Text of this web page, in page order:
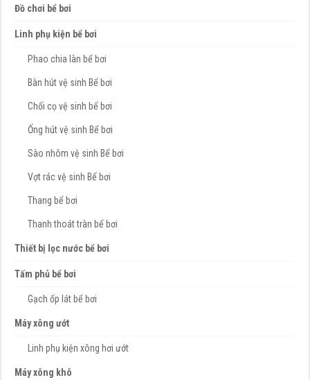
Đồ chơi bể bơi
Linh phụ kiện bể bơi
Phao chia làn bể bơi
Bàn hút vệ sinh Bể bơi
Chổi cọ vệ sinh bể bơi
Ống hút vệ sinh Bể bơi
Sào nhôm vệ sinh Bể bơi
Vợt rác vệ sinh Bể bơi
Thang bể bơi
Thanh thoát tràn bể bơi
Thiết bị lọc nước bể bơi
Tấm phủ bể bơi
Gạch ốp lát bể bơi
Máy xông ướt
Linh phụ kiện xông hơi ướt
Máy xông khô